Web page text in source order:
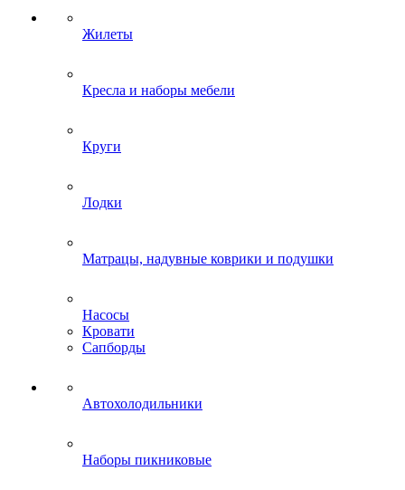
Жилеты
Кресла и наборы мебели
Круги
Лодки
Матрацы, надувные коврики и подушки
Насосы
Кровати
Сапборды
Автохолодильники
Наборы пикниковые